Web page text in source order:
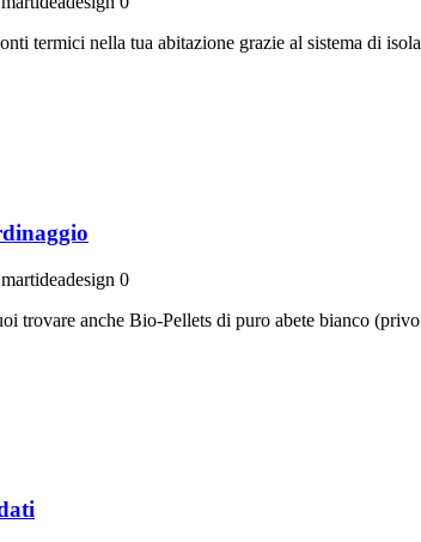
termici nella tua abitazione grazie al sistema di
0
trovare anche Bio-Pellets di puro abete bianco